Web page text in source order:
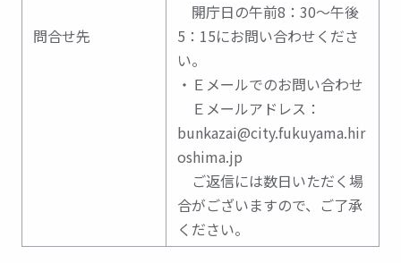
問合せ先
開庁日の午前8：30～午後
5：15にお問い合わせくださ
い。
・Ｅメールでのお問い合わせ
Ｅメールアドレス：
bunkazai@city.fukuyama.hir
oshima.jp
ご返信には数日いただく場
合がございますので、ご了承
ください。